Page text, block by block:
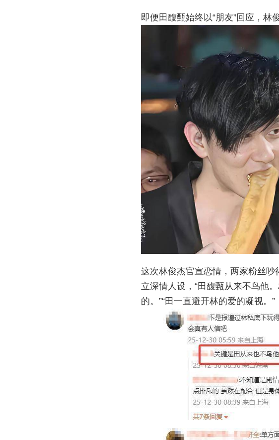
即便田馥甄始终以“朋友”回应，林
这次林俊杰官宣恋情，两家粉丝
立深情人设，“田馥甄从来不鸟他
的。”“田一直避开林的爱的凝视。”